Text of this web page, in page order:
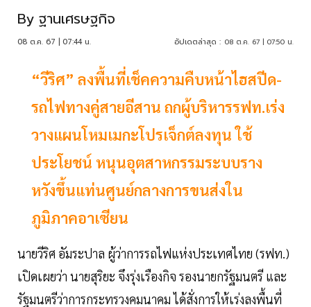
By ฐานเศรษฐกิจ
08 ต.ค. 67 | 07:44 น. อัปเดตล่าสุด : 08 ต.ค. 67 | 07:50 น.
“วีริศ” ลงพื้นที่เช็คความคืบหน้าไฮสปีด-
รถไฟทางคู่สายอีสาน ถกผู้บริหารรฟท.เร่ง
วางแผนโหมเมกะโปรเจ็กต์ลงทุน ใช้
ประโยชน์ หนุนอุตสาหกรรมระบบราง
หวังขึ้นแท่นศูนย์กลางการขนส่งใน
ภูมิภาคอาเซียน
นายวีริศ อัมระปาล ผู้ว่าการรถไฟแห่งประเทศไทย (รฟท.)
เปิดเผยว่า นายสุริยะ จึงรุ่งเรืองกิจ รองนายกรัฐมนตรี และ
รัฐมนตรีว่าการกระทรวงคมนาคม ได้สั่งการให้เร่งลงพื้นที่